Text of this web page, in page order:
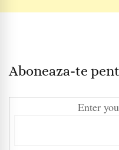
Aboneaza-te
Enter